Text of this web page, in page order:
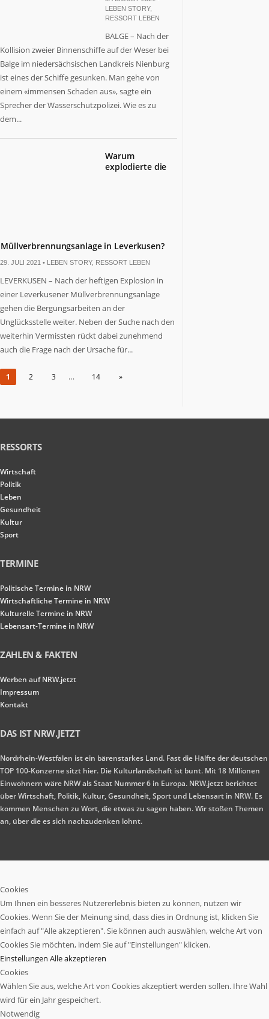
LEBEN STORY,
RESSORT LEBEN
BALGE – Nach der
Kollision zweier Binnenschiffe auf der Weser bei
Balge im niedersächsischen Landkreis Nienburg
ist eines der Schiffe gesunken. Man gehe von
einem «immensen Schaden aus», sagte ein
Sprecher der Wasserschutzpolizei. Wie es zu
dem...
Warum
explodierte die
Müllverbrennungsanlage in Leverkusen?
29. JULI 2021 • LEBEN STORY, RESSORT LEBEN
LEVERKUSEN – Nach der heftigen Explosion in
einer Leverkusener Müllverbrennungsanlage
gehen die Bergungsarbeiten an der
Unglücksstelle weiter. Neben der Suche nach den
weiterhin Vermissten rückt dabei zunehmend
auch die Frage nach der Ursache für...
1 2 3 … 14 »
RESSORTS
Wirtschaft
Politik
Leben
Gesundheit
Kultur
Sport
TERMINE
Politische Termine in NRW
Wirtschaftliche Termine in NRW
Kulturelle Termine in NRW
Lebensart-Termine in NRW
ZAHLEN & FAKTEN
Werben auf NRW.jetzt
Impressum
Kontakt
DAS IST NRW.JETZT
Nordrhein-Westfalen ist ein bärenstarkes Land. Fast die Hälfte der deutschen
TOP 100-Konzerne sitzt hier. Die Kulturlandschaft ist bunt. Mit 18 Millionen
Einwohnern wäre NRW als Staat Nummer 6 in Europa. NRW.jetzt berichtet
über Wirtschaft, Politik, Kultur, Gesundheit, Sport und Lebensart in NRW. Es
kommen Menschen zu Wort, die etwas zu sagen haben. Wir stoßen Themen
an, über die es sich nachzudenken lohnt.
Cookies
Um Ihnen ein besseres Nutzererlebnis bieten zu können, nutzen wir
Cookies. Wenn Sie der Meinung sind, dass dies in Ordnung ist, klicken Sie
einfach auf "Alle akzeptieren". Sie können auch auswählen, welche Art von
Cookies Sie möchten, indem Sie auf "Einstellungen" klicken.
Einstellungen Alle akzeptieren
Cookies
Wählen Sie aus, welche Art von Cookies akzeptiert werden sollen. Ihre Wahl
wird für ein Jahr gespeichert.
Notwendig